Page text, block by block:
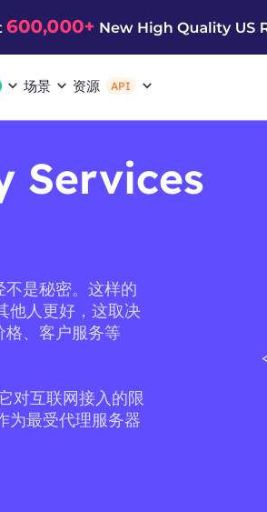
场景 资源 API
Services
是秘密。这样的
人更好，这取决
格、客户服务等
对互联网接入的限
最受代理服务器